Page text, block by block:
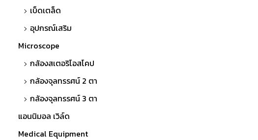
เบ็ดเตล็ด
อุปกรณ์เสริม
Microscope
กล้องสเตอริโอสโคป
กล้องจุลทรรศน์ 2 ตา
กล้องจุลทรรศน์ 3 ตา
แอนนิมอล เวิล์ด
Medical Equipment